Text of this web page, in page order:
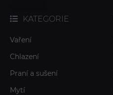
KATEGORIE
Vaření
Chlazení
Praní a sušení
Mytí